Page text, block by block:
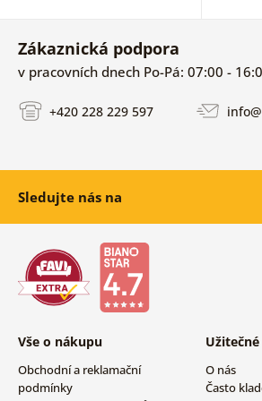
Zákaznická podpora
v pracovních dnech Po-Pá: 07:00 -
+420 228 229 597
Sledujte nás na
Vše o nákupu
Obchodní a reklamační
podmínky
O nás
Často